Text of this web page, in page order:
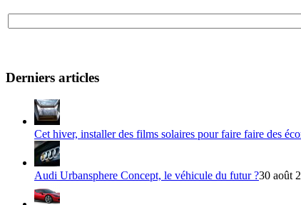
Derniers articles
Cet hiver, installer des films solaires pour faire faire des
Audi Urbansphere Concept, le véhicule du futur ?30 août